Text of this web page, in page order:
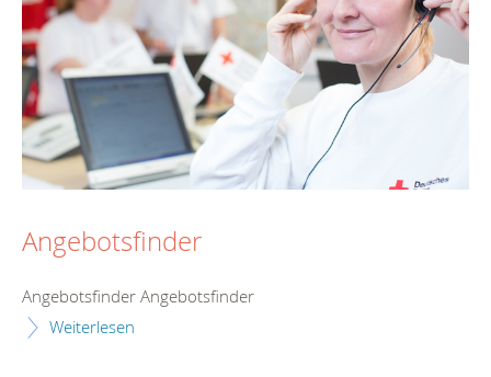
Angebotsfinder
Angebotsfinder Angebotsfinder
Weiterlesen